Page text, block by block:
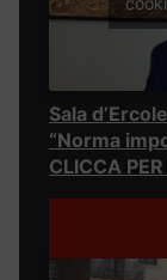
Sala
“Norma
CLICCA